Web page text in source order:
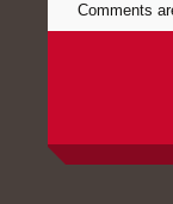
Comments